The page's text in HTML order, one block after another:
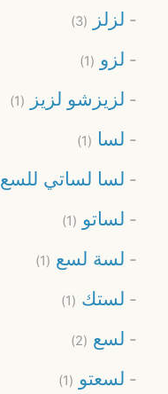
لزلز (3)
لزو (1)
لزيزشو لزيز (1)
لسا (1)
لسا لساتي للسع
لساتو (1)
لسة لسع (1)
لستك (1)
لسع (2)
لسعتو (1)